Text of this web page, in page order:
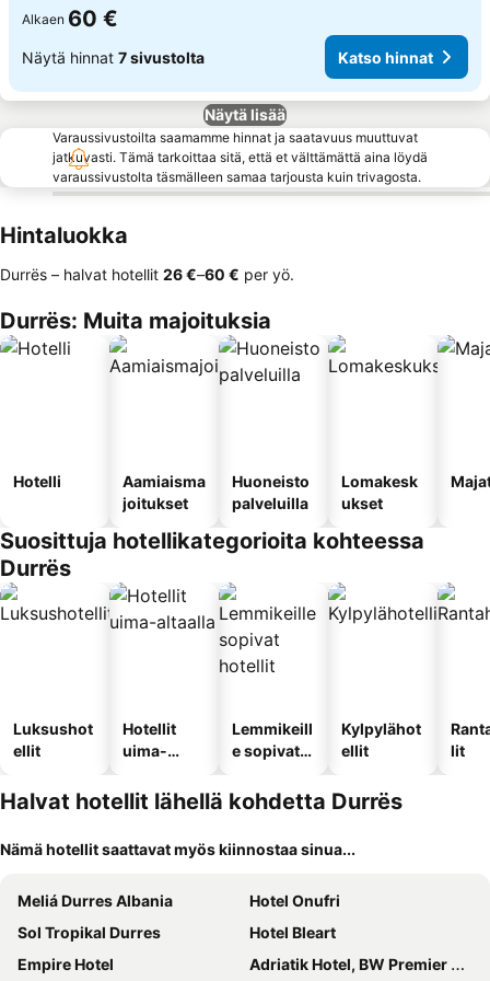
Alkaen 60 €
Näytä hinnat 7 sivustolta Katso hinnat
Näytä lisää
Varaussivustoilta saamamme hinnat ja saatavuus muuttuvat
jatkuvasti. Tämä tarkoittaa sitä, että et välttämättä aina löydä
varaussivustolta täsmälleen samaa tarjousta kuin trivagosta.
Hintaluokka
Durrës – halvat hotellit ‎26 €–‎60 € per yö.
Durrës: Muita majoituksia
Hotelli
Aamiaisma
joitukset
Huoneisto
palveluilla
Lomakesk
ukset
Suosittuja hotellikategorioita kohteessa
Durrës
Luksushot
ellit
Hotellit
uima-
Lemmikeill
e sopivat
Kylpylähot
ellit
lit
Halvat hotellit lähellä kohdetta Durrës
Nämä hotellit saattavat myös kiinnostaa sinua...
Meliá Durres Albania
Hotel Onufri
Sol Tropikal Durres
Hotel Bleart
Empire Hotel
Adriatik Hotel, BW Premier Collection